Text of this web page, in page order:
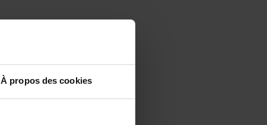
À propos des cookies